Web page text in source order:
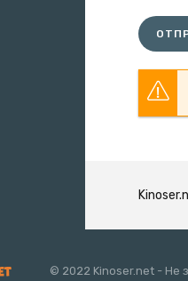
© 2022 Kinoser.net - Не